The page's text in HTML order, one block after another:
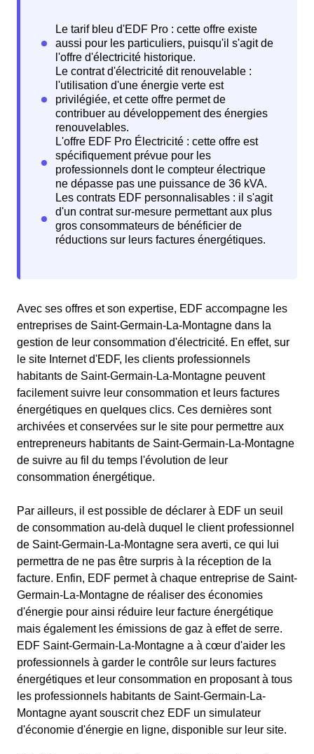
Avec ses offres et son expertise, EDF accompagne les
entreprises de Saint-Germain-La-Montagne dans la
gestion de leur consommation d'électricité. En effet, sur
le site Internet d'EDF, les clients professionnels
habitants de Saint-Germain-La-Montagne peuvent
facilement suivre leur consommation et leurs factures
énergétiques en quelques clics. Ces dernières sont
archivées et conservées sur le site pour permettre aux
entrepreneurs habitants de Saint-Germain-La-Montagne
de suivre au fil du temps l'évolution de leur
consommation énergétique.
Par ailleurs, il est possible de déclarer à EDF un seuil
de consommation au-delà duquel le client professionnel
de Saint-Germain-La-Montagne sera averti, ce qui lui
permettra de ne pas être surpris à la réception de la
facture. Enfin, EDF permet à chaque entreprise de Saint-
Germain-La-Montagne de réaliser des économies
d'énergie pour ainsi réduire leur facture énergétique
mais également les émissions de gaz à effet de serre.
EDF Saint-Germain-La-Montagne a à cœur d'aider les
professionnels à garder le contrôle sur leurs factures
énergétiques et leur consommation en proposant à tous
les professionnels habitants de Saint-Germain-La-
Montagne ayant souscrit chez EDF un simulateur
d'économie d'énergie en ligne, disponible sur leur site.